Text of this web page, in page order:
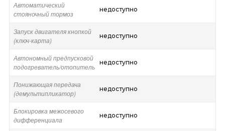
Автоматический
стояночный тормоз
недоступно
Запуск двигателя кнопкой
(ключ-карта)
недоступно
Автономный предпусковой
подогреватель/отопитель
недоступно
Понижающая передача
(демультипликатор)
недоступно
Блокировка межосевого
дифференциала
недоступно